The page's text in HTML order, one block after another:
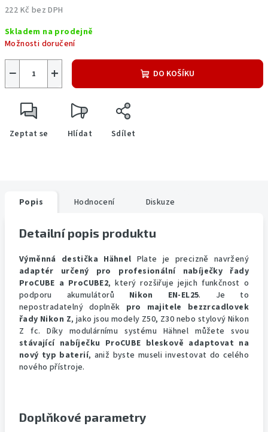
222 Kč bez DPH
cena:
Skladem na prodejně
Možnosti doručení
+
− DO KOŠÍKU
Zeptat se Hlídat Sdílet
Popis Hodnocení Diskuze
Detailní popis produktu
Výměnná destička Hähnel Plate je precizně navržený
adaptér určený pro profesionální nabíječky řady
ProCUBE a ProCUBE2, který rozšiřuje jejich funkčnost o
podporu akumulátorů Nikon EN-EL25. Je to
nepostradatelný doplněk pro majitele bezzrcadlovek
řady Nikon Z, jako jsou modely Z50, Z30 nebo stylový Nikon
Z fc. Díky modulárnímu systému Hähnel můžete svou
stávající nabíječku ProCUBE bleskově adaptovat na
nový typ baterií, aniž byste museli investovat do celého
nového přístroje.
Doplňkové parametry